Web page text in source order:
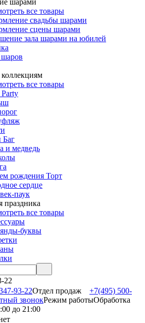
шарами
все товары
свадьбы шарами
сцены шарами
зала шарами на юбилей
все товары
Баг
и медведь
рождения Торт
сердце
паук
праздника
все товары
буквы
22
93-22Отдел продаж
+7(495) 500-
звонокРежим работыОбработка
до 21:00